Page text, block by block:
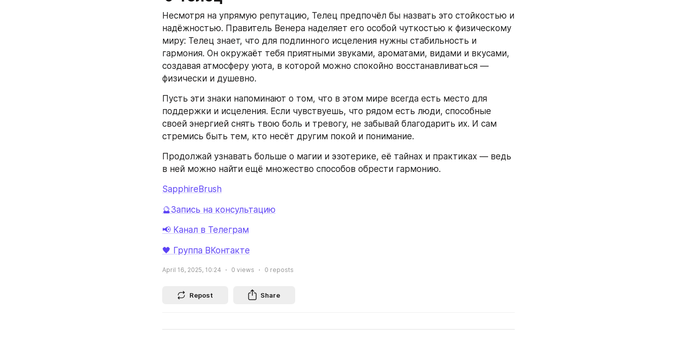
Несмотря на упрямую репутацию, Телец предпочёл бы назвать это стойкостью и
надёжностью. Правитель Венера наделяет его особой чуткостью к физическому
миру: Телец знает, что для подлинного исцеления нужны стабильность и
гармония. Он окружаёт тебя приятными звуками, ароматами, видами и вкусами,
создавая атмосферу уюта, в которой можно спокойно восстанавливаться —
физически и душевно.
Пусть эти знаки напоминают о том, что в этом мире всегда есть место для
поддержки и исцеления. Если чувствуешь, что рядом есть люди, способные
своей энергией снять твою боль и тревогу, не забывай благодарить их. И сам
стремись быть тем, кто несёт другим покой и понимание.
Продолжай узнавать больше о магии и эзотерике, её тайнах и практиках — ведь
в ней можно найти ещё множество способов обрести гармонию.
SapphireBrush
🔮Запись на консультацию
📢 Канал в Телеграм
🖤 Группа ВКонтакте
April 16, 2025, 10:24 0 views 0 reposts
Repost Share